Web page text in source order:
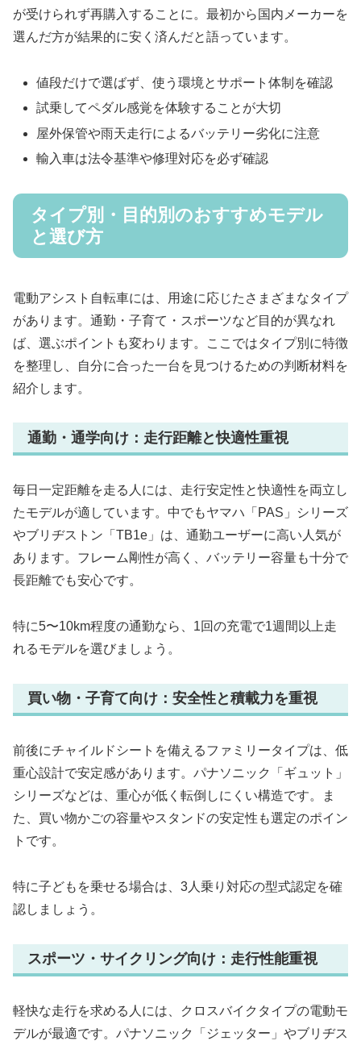
が受けられず再購入することに。最初から国内メーカーを
選んだ方が結果的に安く済んだと語っています。
値段だけで選ばず、使う環境とサポート体制を確認
試乗してペダル感覚を体験することが大切
屋外保管や雨天走行によるバッテリー劣化に注意
輸入車は法令基準や修理対応を必ず確認
タイプ別・目的別のおすすめモデル
と選び方
電動アシスト自転車には、用途に応じたさまざまなタイプ
があります。通勤・子育て・スポーツなど目的が異なれ
ば、選ぶポイントも変わります。ここではタイプ別に特徴
を整理し、自分に合った一台を見つけるための判断材料を
紹介します。
通勤・通学向け：走行距離と快適性重視
毎日一定距離を走る人には、走行安定性と快適性を両立し
たモデルが適しています。中でもヤマハ「PAS」シリーズ
やブリヂストン「TB1e」は、通勤ユーザーに高い人気が
あります。フレーム剛性が高く、バッテリー容量も十分で
長距離でも安心です。
特に5〜10km程度の通勤なら、1回の充電で1週間以上走
れるモデルを選びましょう。
買い物・子育て向け：安全性と積載力を重視
前後にチャイルドシートを備えるファミリータイプは、低
重心設計で安定感があります。パナソニック「ギュット」
シリーズなどは、重心が低く転倒しにくい構造です。ま
た、買い物かごの容量やスタンドの安定性も選定のポイン
トです。
特に子どもを乗せる場合は、3人乗り対応の型式認定を確
認しましょう。
スポーツ・サイクリング向け：走行性能重視
軽快な走行を求める人には、クロスバイクタイプの電動モ
デルが最適です。パナソニック「ジェッター」やブリヂス